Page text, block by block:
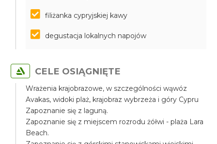
filiżanka cypryjskiej kawy
degustacja lokalnych napojów
CELE OSIĄGNIĘTE
Wrażenia krajobrazowe, w szczególności wąwóz
Avakas, widoki plaż, krajobraz wybrzeża i góry Cypru
Zapoznanie się z laguną.
Zapoznanie się z miejscem rozrodu żółwi - plaża Lara
Beach.